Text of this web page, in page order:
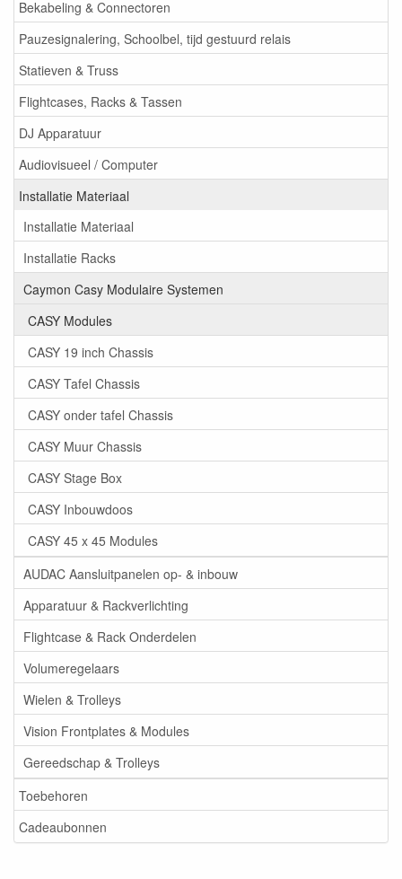
Bekabeling & Connectoren
Pauzesignalering, Schoolbel, tijd gestuurd relais
Statieven & Truss
Flightcases, Racks & Tassen
DJ Apparatuur
Audiovisueel / Computer
Installatie Materiaal
Installatie Materiaal
Installatie Racks
Caymon Casy Modulaire Systemen
CASY Modules
CASY 19 inch Chassis
CASY Tafel Chassis
CASY onder tafel Chassis
CASY Muur Chassis
CASY Stage Box
CASY Inbouwdoos
CASY 45 x 45 Modules
AUDAC Aansluitpanelen op- & inbouw
Apparatuur & Rackverlichting
Flightcase & Rack Onderdelen
Volumeregelaars
Wielen & Trolleys
Vision Frontplates & Modules
Gereedschap & Trolleys
Toebehoren
Cadeaubonnen